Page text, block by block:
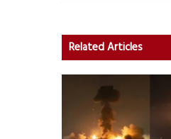
Related Articles